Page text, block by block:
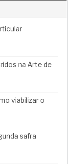
na Arte de
viabilizar o
safra